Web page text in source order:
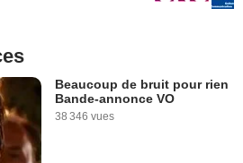
Beaucoup de bruit pour rien
Bande-annonce VO
38 346 vues